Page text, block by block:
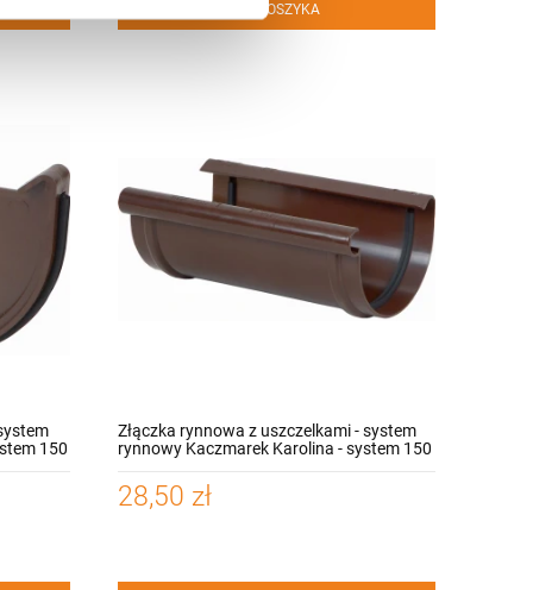
Kominek wentylacyjny
Kominek
Ventix Rainway
blach
DO KOSZYKA
150
Złączka rynnowa z uszczelkami - system
rynnowy Kaczmarek Karolina - system 150
28,50 zł